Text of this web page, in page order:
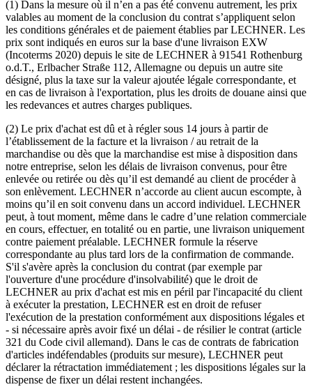
(1) Dans la mesure où il n’en a pas été convenu autrement, les prix
valables au moment de la conclusion du contrat s’appliquent selon
les conditions générales et de paiement établies par LECHNER. Les
prix sont indiqués en euros sur la base d'une livraison EXW
(Incoterms 2020) depuis le site de LECHNER à 91541 Rothenburg
o.d.T., Erlbacher Straße 112, Allemagne ou depuis un autre site
désigné, plus la taxe sur la valeur ajoutée légale correspondante, et
en cas de livraison à l'exportation, plus les droits de douane ainsi que
les redevances et autres charges publiques.
(2) Le prix d'achat est dû et à régler sous 14 jours à partir de
l’établissement de la facture et la livraison / au retrait de la
marchandise ou dès que la marchandise est mise à disposition dans
notre entreprise, selon les délais de livraison convenus, pour être
enlevée ou retirée ou dès qu’il est demandé au client de procéder à
son enlèvement. LECHNER n’accorde au client aucun escompte, à
moins qu’il en soit convenu dans un accord individuel. LECHNER
peut, à tout moment, même dans le cadre d’une relation commerciale
en cours, effectuer, en totalité ou en partie, une livraison uniquement
contre paiement préalable. LECHNER formule la réserve
correspondante au plus tard lors de la confirmation de commande.
S'il s'avère après la conclusion du contrat (par exemple par
l'ouverture d'une procédure d'insolvabilité) que le droit de
LECHNER au prix d'achat est mis en péril par l'incapacité du client
à exécuter la prestation, LECHNER est en droit de refuser
l'exécution de la prestation conformément aux dispositions légales et
- si nécessaire après avoir fixé un délai - de résilier le contrat (article
321 du Code civil allemand). Dans le cas de contrats de fabrication
d'articles indéfendables (produits sur mesure), LECHNER peut
déclarer la rétractation immédiatement ; les dispositions légales sur la
dispense de fixer un délai restent inchangées.